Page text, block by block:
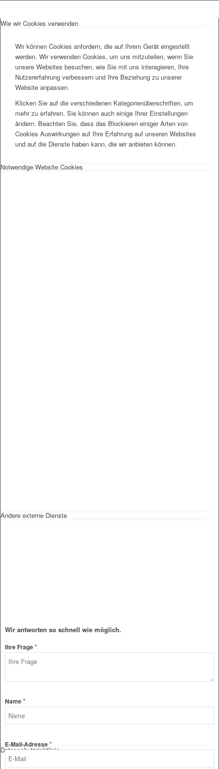
Wie wir Cookies verwenden
Wir können Cookies anfordern, die auf Ihrem Gerät eingestellt
werden. Wir verwenden Cookies, um uns mitzuteilen, wenn Sie
unsere Websites besuchen, wie Sie mit uns interagieren, Ihre
Nutzererfahrung verbessern und Ihre Beziehung zu unserer
Website anpassen.
Klicken Sie auf die verschiedenen Kategorienüberschriften, um
mehr zu erfahren. Sie können auch einige Ihrer Einstellungen
ändern. Beachten Sie, dass das Blockieren einiger Arten von
Cookies Auswirkungen auf Ihre Erfahrung auf unseren Websites
und auf die Dienste haben kann, die wir anbieten können.
Notwendige Website Cookies
Andere externe Dienste
Datenschutzrichtlinie
Wir antworten so schnell wie möglich.
Ihre Frage*
Name*
E-Mail-Adresse*